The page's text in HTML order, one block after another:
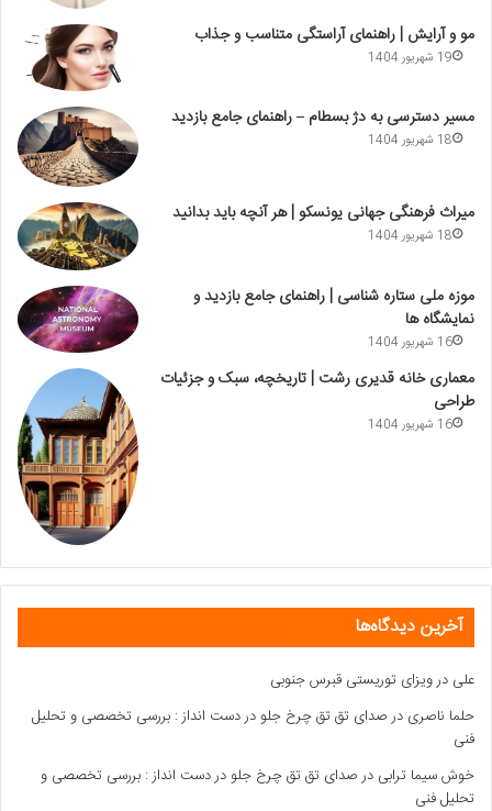
مو و آرایش | راهنمای آراستگی متناسب و جذاب
19 شهریور 1404
مسیر دسترسی به دژ بسطام – راهنمای جامع بازدید
18 شهریور 1404
میراث فرهنگی جهانی یونسکو | هر آنچه باید بدانید
18 شهریور 1404
موزه ملی ستاره شناسی | راهنمای جامع بازدید و
نمایشگاه ها
16 شهریور 1404
معماری خانه قدیری رشت | تاریخچه، سبک و جزئیات
طراحی
16 شهریور 1404
آخرین دیدگاه‌ها
علی درویزای توریستی قبرس جنوبی
حلما ناصری درصدای تق تق چرخ جلو در دست انداز : بررسی تخصصی و تحلیل
فنی
خوش سیما ترابی درصدای تق تق چرخ جلو در دست انداز : بررسی تخصصی و
تحلیل فنی